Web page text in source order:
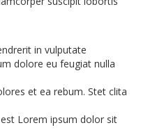
in vulputate
dolore eu feugiat nulla
et ea rebum. Stet clita
Lorem ipsum dolor sit